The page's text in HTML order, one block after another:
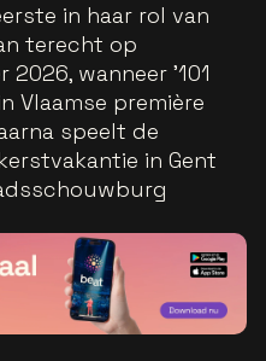
in haar rol van
terecht op
wanneer '101
Vlaamse première
speelt de
in Gent